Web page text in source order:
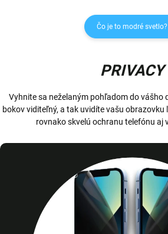
Čo je to modré svetlo?
PRIVACY
Vyhnite sa neželaným pohľadom do vášho
bokov viditeľný, a tak uvidíte vašu obrazovku
rovnako skvelú ochranu telefónu aj